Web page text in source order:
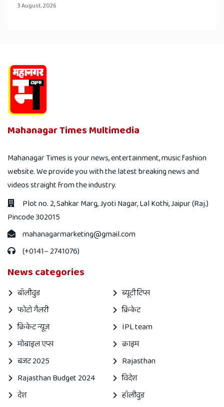
3 August, 2026
Mahanagar Times Multimedia
Mahanagar Times is your news, entertainment, music fashion
website. We provide you with the latest breaking news and
videos straight from the industry.
Plot no. 2, Sahkar Marg, Jyoti Nagar, Lal Kothi, Jaipur (Raj.)
Pincode 302015
mahanagarmarketing@gmail.com
(+0141– 2741076)
News categories
बॉलीवुड
ब्यूटी टिप्स
फोटो गैलरी
क्रिकेट
क्रिकेट न्यूज़
IPL team
मोबाइल एप्स
क्राइम
बजट 2025
Rajasthan
Rajasthan Budget 2024
विदेश
देश
हॉलीवुड